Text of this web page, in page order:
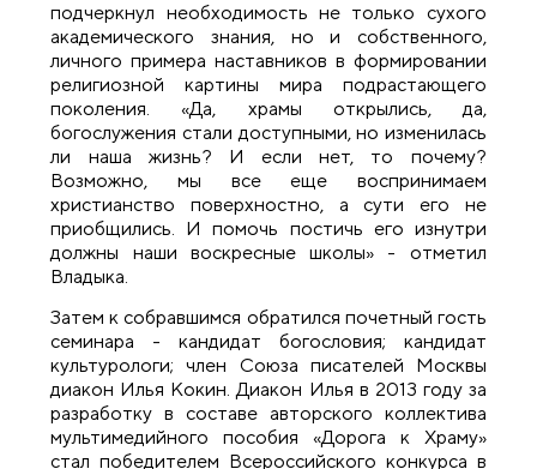
подчеркнул необходимость не только сухого
академического знания, но и собственного,
личного примера наставников в формировании
религиозной картины мира подрастающего
поколения. «Да, храмы открылись, да,
богослужения стали доступными, но изменилась
ли наша жизнь? И если нет, то почему?
Возможно, мы все еще воспринимаем
христианство поверхностно, а сути его не
приобщились. И помочь постичь его изнутри
должны наши воскресные школы» - отметил
Владыка.
Затем к собравшимся обратился почетный гость
семинара - кандидат богословия; кандидат
культурологи; член Союза писателей Москвы
диакон Илья Кокин. Диакон Илья в 2013 году за
разработку в составе авторского коллектива
мультимедийного пособия «Дорога к Храму»
стал победителем Всероссийского конкурса в